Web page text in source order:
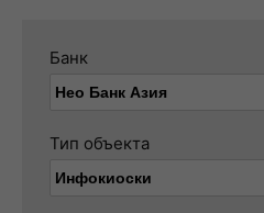
Банк
Тип объекта